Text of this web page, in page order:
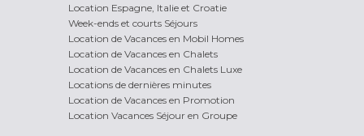
Location Espagne, Italie et Croatie
Week-ends et courts Séjours
Location de Vacances en Mobil Homes
Location de Vacances en Chalets
Location de Vacances en Chalets Luxe
Locations de dernières minutes
Location de Vacances en Promotion
Location Vacances Séjour en Groupe